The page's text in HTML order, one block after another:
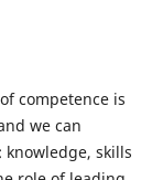
competence is
we can
skills